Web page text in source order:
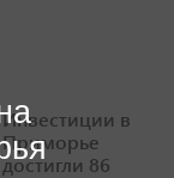
Инвестиции в
Приморье
достигли 86